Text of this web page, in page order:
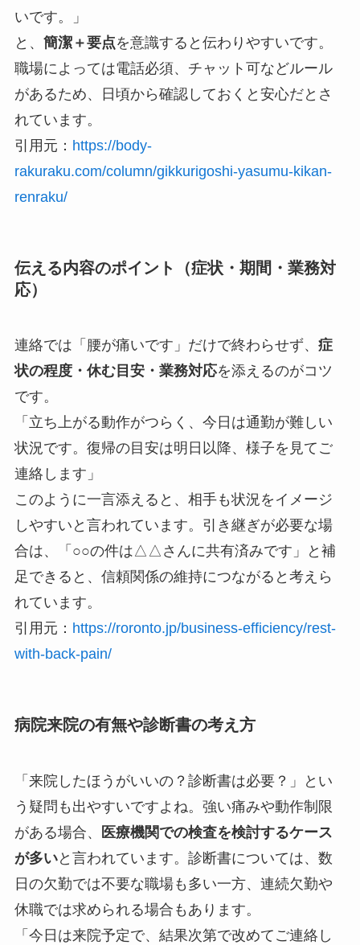
いです。」
と、 簡潔＋要点を意識すると伝わりやすいです。
職場によっては電話必須、チャット可などルール
があるため、日頃から確認しておくと安心だとさ
れています。
引用元： https://body-
rakuraku.com/column/gikkurigoshi-yasumu-kikan-
renraku/
伝える内容のポイント（症状・期間・業務対
応）
連絡では「腰が痛いです」だけで終わらせず、 症
状の程度・休む目安・業務対応を添えるのがコツ
です。
「立ち上がる動作がつらく、今日は通勤が難しい
状況です。復帰の目安は明日以降、様子を見てご
連絡します」
このように一言添えると、相手も状況をイメージ
しやすいと言われています。引き継ぎが必要な場
合は、「○○の件は△△さんに共有済みです」と補
足できると、信頼関係の維持につながると考えら
れています。
引用元： https://roronto.jp/business-efficiency/rest-
with-back-pain/
病院来院の有無や診断書の考え方
「来院したほうがいいの？診断書は必要？」とい
う疑問も出やすいですよね。強い痛みや動作制限
がある場合、
医療機関での検査を検討するケース
が多いと言われています。診断書については、数
日の欠勤では不要な職場も多い一方、連続欠勤や
休職では求められる場合もあります。
「今日は来院予定で、結果次第で改めてご連絡し